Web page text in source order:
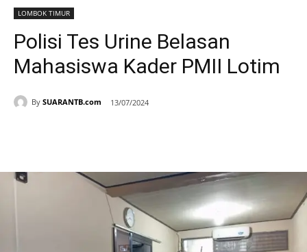
LOMBOK TIMUR
Polisi Tes Urine Belasan
Mahasiswa Kader PMII Lotim
By SUARANTB.com 13/07/2024